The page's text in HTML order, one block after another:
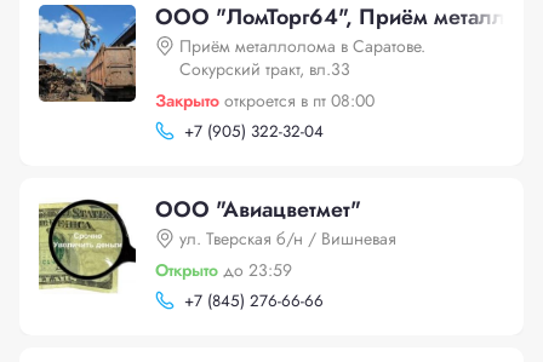
ООО "ЛомТорг64", Приём
Приём металлолома в Саратове.
Сокурский тракт, вл.33
Закрыто откроется в пт 08:00
+7 (905) 322-32-04
ООО "Авиацветмет"
ул. Тверская б/н / Вишневая
Открыто до 23:59
+7 (845) 276-66-66